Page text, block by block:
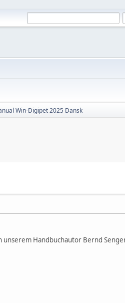
Win-Digipet 2025 Dansk
Handbuchautor Bernd